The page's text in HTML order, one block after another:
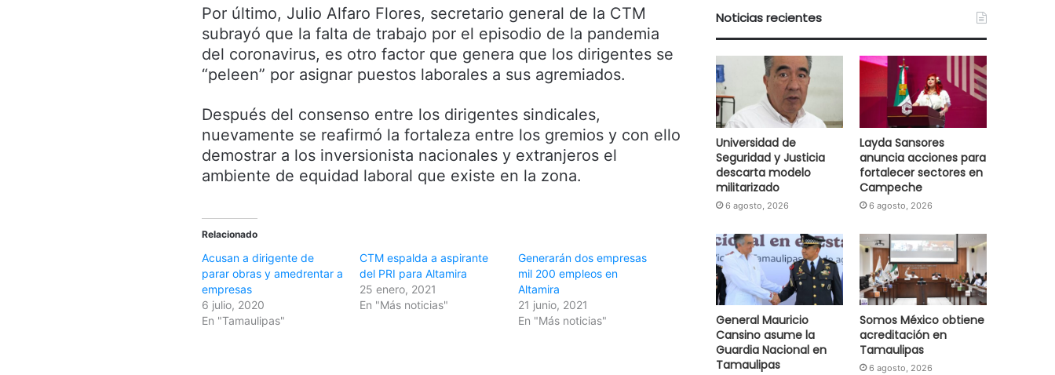
Por último, Julio Alfaro Flores, secretario general de la CTM
subrayó que la falta de trabajo por el episodio de la pandemia
del coronavirus, es otro factor que genera que los dirigentes se
“peleen” por asignar puestos laborales a sus agremiados.
Después del consenso entre los dirigentes sindicales,
nuevamente se reafirmó la fortaleza entre los gremios y con ello
demostrar a los inversionista nacionales y extranjeros el
ambiente de equidad laboral que existe en la zona.
Relacionado
Acusan a dirigente de
parar obras y amedrentar a
empresas
6 julio, 2020
En "Tamaulipas"
CTM espalda a aspirante
del PRI para Altamira
25 enero, 2021
En "Más noticias"
Generarán dos empresas
mil 200 empleos en
Altamira
21 junio, 2021
En "Más noticias"
Noticias recientes
Universidad de
Seguridad y Justicia
descarta modelo
militarizado
6 agosto, 2026
Layda Sansores
anuncia acciones para
fortalecer sectores en
Campeche
6 agosto, 2026
General Mauricio
Cansino asume la
Guardia Nacional en
Tamaulipas
Somos México obtiene
acreditación en
Tamaulipas
6 agosto, 2026